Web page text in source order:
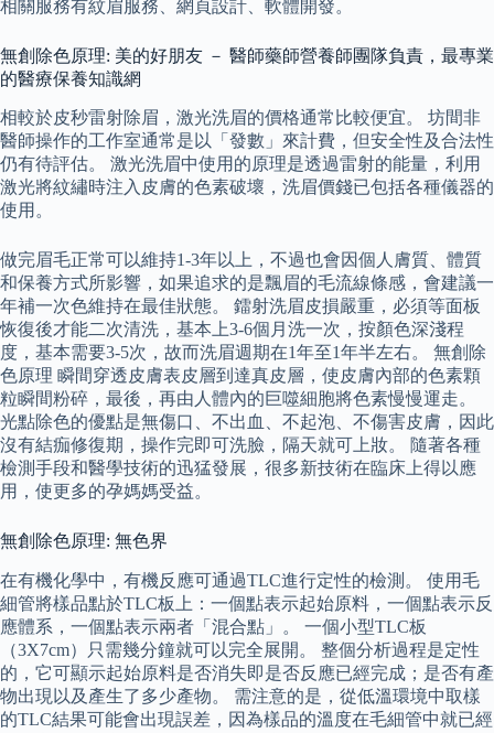
相關服務有紋眉服務、網頁設計、軟體開發。
無創除色原理: 美的好朋友 － 醫師藥師營養師團隊負責，最專業
的醫療保養知識網
相較於皮秒雷射除眉，激光洗眉的價格通常比較便宜。 坊間非
醫師操作的工作室通常是以「發數」來計費，但安全性及合法性
仍有待評估。 激光洗眉中使用的原理是透過雷射的能量，利用
激光將紋繡時注入皮膚的色素破壞，洗眉價錢已包括各種儀器的
使用。
做完眉毛正常可以維持1-3年以上，不過也會因個人膚質、體質
和保養方式所影響，如果追求的是飄眉的毛流線條感，會建議一
年補一次色維持在最佳狀態。 鐳射洗眉皮損嚴重，必須等面板
恢復後才能二次清洗，基本上3-6個月洗一次，按顏色深淺程
度，基本需要3-5次，故而洗眉週期在1年至1年半左右。 無創除
色原理 瞬間穿透皮膚表皮層到達真皮層，使皮膚內部的色素顆
粒瞬間粉碎，最後，再由人體內的巨噬細胞將色素慢慢運走。
光點除色的優點是無傷口、不出血、不起泡、不傷害皮膚，因此
沒有結痂修復期，操作完即可洗臉，隔天就可上妝。 隨著各種
檢測手段和醫學技術的迅猛發展，很多新技術在臨床上得以應
用，使更多的孕媽媽受益。
無創除色原理: 無色界
在有機化學中，有機反應可通過TLC進行定性的檢測。 使用毛
細管將樣品點於TLC板上：一個點表示起始原料，一個點表示反
應體系，一個點表示兩者「混合點」。 一個小型TLC板
（3X7cm）只需幾分鐘就可以完全展開。 整個分析過程是定性
的，它可顯示起始原料是否消失即是否反應已經完成；是否有產
物出現以及產生了多少產物。 需注意的是，從低溫環境中取樣
的TLC結果可能會出現誤差，因為樣品的溫度在毛細管中就已經